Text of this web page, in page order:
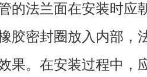
的法兰面在安装时应
胶密封圈放入内部，
果。在安装过程中，